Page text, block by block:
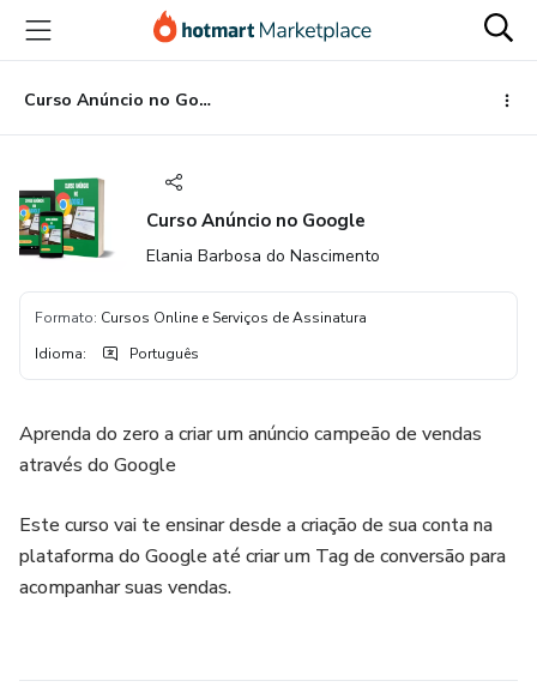
para
conteúdo
principal
para
pagamento
para
rodapé
Curso Anúncio no Google
Curso Anúncio no Google
Elania Barbosa do Nascimento
Formato: Cursos Online e Serviços de Assinatura
Idioma: Português
Aprenda do zero a criar um anúncio campeão de vendas
através do Google
Este curso vai te ensinar desde a criação de sua conta na
plataforma do Google até criar um Tag de conversão para
acompanhar suas vendas.